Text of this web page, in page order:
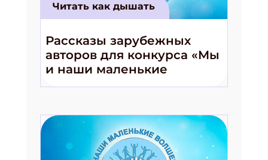
Читать как дышать
Рассказы зарубежных
авторов для конкурса «Мы
и наши маленькие
волшебники!»
Подпишись на рассылку
Получи электронный "Классный журнал" в